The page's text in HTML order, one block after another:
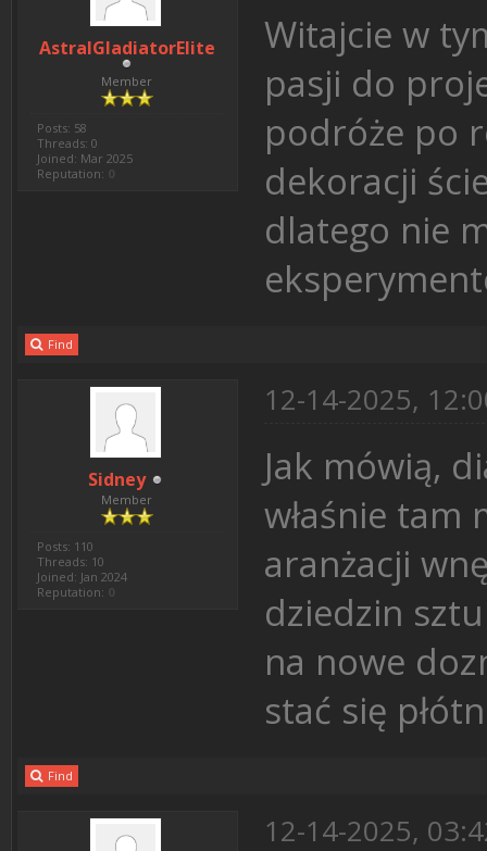
AstralGladiatorElite
Member
Posts: 58
Threads: 0
Joined: Mar 2025
Reputation: 0
Witajcie w
pasji do
podróże po
dekoracji
dlatego nie
Find
Sidney
Member
Posts: 110
Threads: 10
Joined: Jan 2024
Reputation: 0
12-14-2025,
Jak mówią,
właśnie tam
aranżacji
dziedzin
na nowe
stać się
Find
12-14-2025,